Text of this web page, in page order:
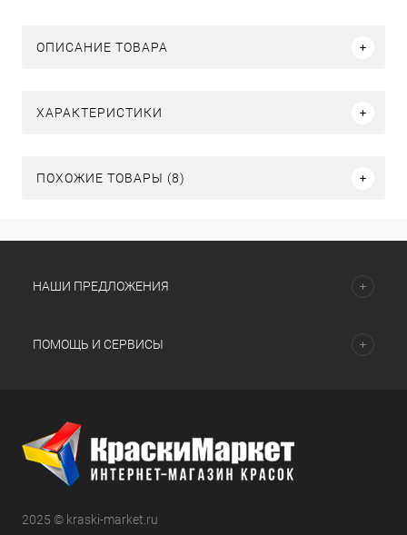
ОПИСАНИЕ ТОВАРА
ХАРАКТЕРИСТИКИ
ПОХОЖИЕ ТОВАРЫ (8)
НАШИ ПРЕДЛОЖЕНИЯ
ПОМОЩЬ И СЕРВИСЫ
2025 © kraski-market.ru